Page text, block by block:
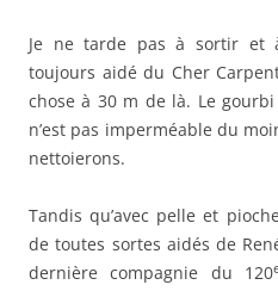
Je ne tarde pas à sortir et
toujours aidé du Cher
chose à 30 m de là. Le
n’est pas imperméable du
nettoierons.
Tandis qu’avec pelle et
de toutes sortes aidés de
dernière compagnie du 120